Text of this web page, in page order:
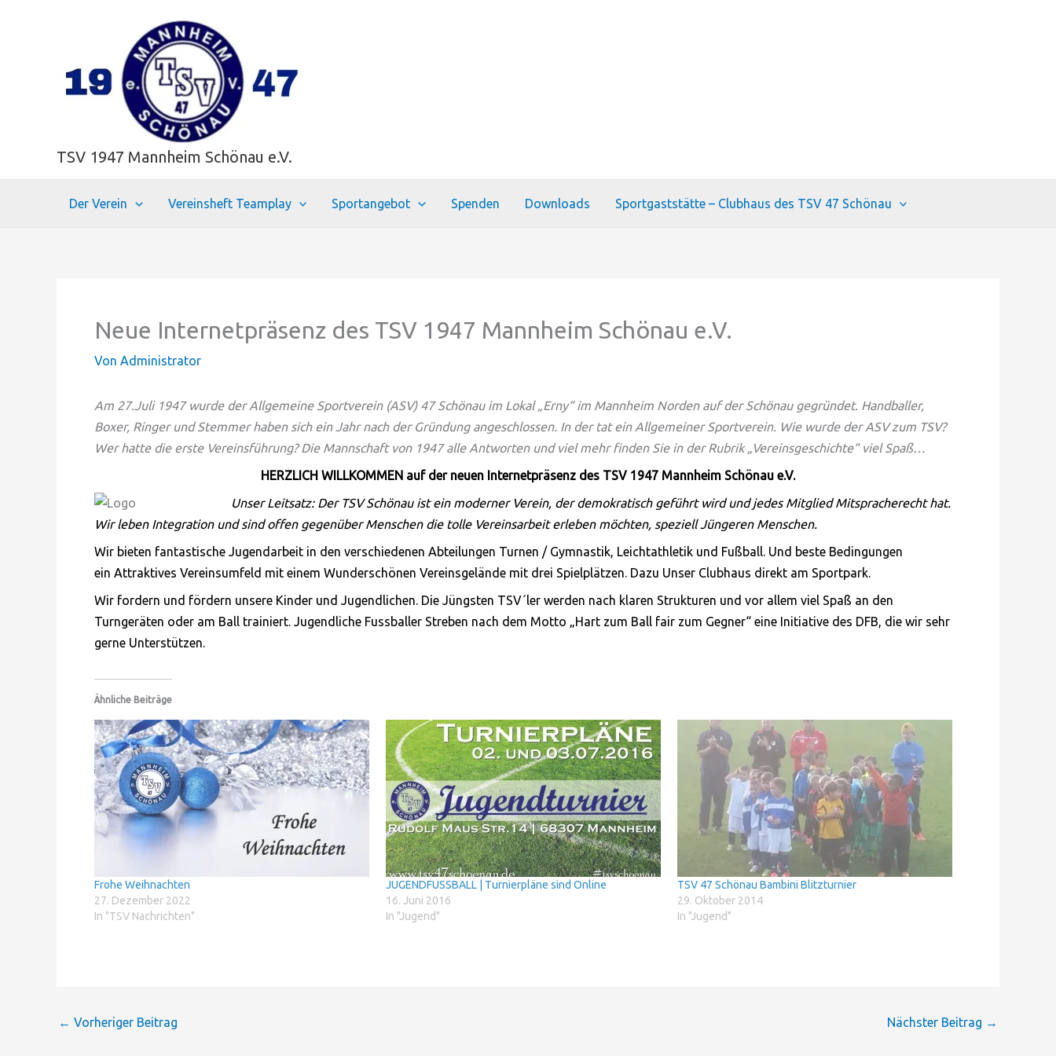
TSV 1947 Mannheim Schönau e.V.
Der Verein Vereinsheft Teamplay Sportangebot Spenden Downloads Sportgaststätte – Clubhaus des TSV 47 Schönau
Neue Internetpräsenz des TSV 1947 Mannheim Schönau e.V.
Von Administrator
Am 27.Juli 1947 wurde der Allgemeine Sportverein (ASV) 47 Schönau im Lokal „Erny“ im Mannheim Norden auf der Schönau gegründet. Handballer,
Boxer, Ringer und Stemmer haben sich ein Jahr nach der Gründung angeschlossen. In der tat ein Allgemeiner Sportverein. Wie wurde der ASV zum TSV?
Wer hatte die erste Vereinsführung? Die Mannschaft von 1947 alle Antworten und viel mehr finden Sie in der Rubrik „Vereinsgeschichte“ viel Spaß…
HERZLICH WILLKOMMEN auf der neuen Internetpräsenz des TSV 1947 Mannheim Schönau e.V.
Unser Leitsatz: Der TSV Schönau ist ein moderner Verein, der demokratisch geführt wird und jedes Mitglied Mitspracherecht hat.
Wir leben Integration und sind offen gegenüber Menschen die tolle Vereinsarbeit erleben möchten, speziell Jüngeren Menschen.
Wir bieten fantastische Jugendarbeit in den verschiedenen Abteilungen Turnen / Gymnastik, Leichtathletik und Fußball. Und beste Bedingungen
ein Attraktives Vereinsumfeld mit einem Wunderschönen Vereinsgelände mit drei Spielplätzen. Dazu Unser Clubhaus direkt am Sportpark.
Wir fordern und fördern unsere Kinder und Jugendlichen. Die Jüngsten TSV´ler werden nach klaren Strukturen und vor allem viel Spaß an den
Turngeräten oder am Ball trainiert. Jugendliche Fussballer Streben nach dem Motto „Hart zum Ball fair zum Gegner“ eine Initiative des DFB, die wir sehr
gerne Unterstützen.
Ähnliche Beiträge
Frohe Weihnachten
27. Dezember 2022
In "TSV Nachrichten"
JUGENDFUSSBALL | Turnierpläne sind Online
16. Juni 2016
In "Jugend"
TSV 47 Schönau Bambini Blitzturnier
29. Oktober 2014
In "Jugend"
← Vorheriger Beitrag Nächster Beitrag →